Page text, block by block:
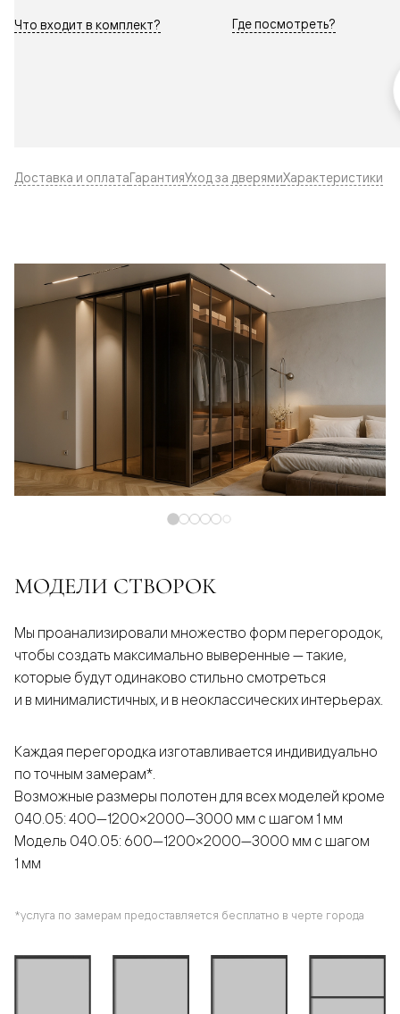
Что входит в комплект? Где посмотреть?
Доставка и оплатаГарантияУход за дверямиХарактеристики
МОДЕЛИ СТВОРОК
Мы проанализировали множество форм перегородок,
чтобы создать максимально выверенные — такие,
которые будут одинаково стильно смотреться
и в минималистичных, и в неоклассических интерьерах.
Каждая перегородка изготавливается индивидуально
по точным замерам*.
Возможные размеры полотен для всех моделей кроме
040.05: 400—1200×2000—3000 мм с шагом 1 мм
Модель 040.05: 600—1200×2000—3000 мм с шагом
1 мм
*услуга по замерам предоставляется бесплатно в черте города